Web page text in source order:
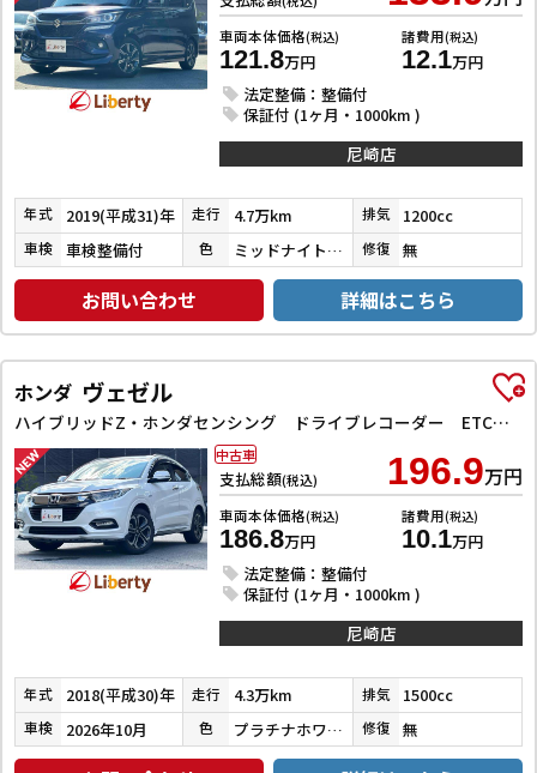
車両本体価格(税込)
121.8万円
諸費用(税込)
12.1万円
法定整備：整備付
保証付 (1ヶ月・1000km )
尼崎店
年式 2019(平成31)年 走行 4.7万km 排気 1200cc
車検 車検整備付 色 ミッドナイトバイオレットメタリック 修復 無
お問い合わせ 詳細はこちら
ホンダ ヴェゼル
ハイブリッドZ・ホンダセンシング ドライブレコーダー ETC バックカメラ オートクルーズコントロール レーンアシスト 衝突被害軽減システム ナビ TV オートライト LEDヘッドランプ アルミホイール スマートキー 電動格納ミラー
支払総額(税込) 196.9万円
車両本体価格(税込)
186.8万円
諸費用(税込)
10.1万円
法定整備：整備付
保証付 (1ヶ月・1000km )
中古車
尼崎店
年式 2018(平成30)年 走行 4.3万km 排気 1500cc
車検 2026年10月 色 プラチナホワイトパール 修復 無